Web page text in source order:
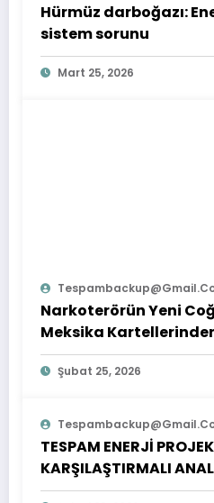
Hürmüz darboğazı:
sistem sorunu
Mart 25, 2026
Narkoterörün Yeni
Meksika
Çıkarılan Dersler
Şubat 25, 2026
TESPAM ENERJİ
KARŞILAŞTIRMALI